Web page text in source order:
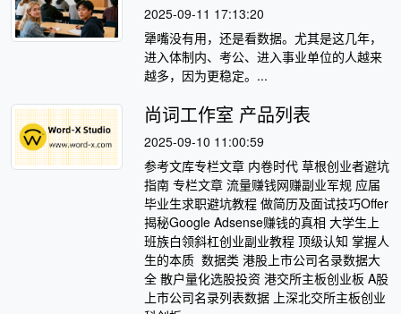
2025-09-11 17:13:20
犟嘴没有用，还是看数据。尤其是这几年，
进入体制内、考公、进入事业单位的人越来
越多，因为更稳定。...
尚词工作室 产品列表
2025-09-10 11:00:59
参考文库专栏文章 内卷时代 草根创业者避坑
指南 专栏文章 流量赚钱网赚副业军规 应届
毕业生求职避坑教程 做简历及面试技巧Offer
揭秘Google Adsense赚钱的真相 大学生上
班族白领斜杠创业副业教程 顶级认知 掌握人
生的本质 数据类 港股上市公司名录数据大
全 散户量化选股投资 港交所主板创业板 A股
上市公司名录列表数据 上深北交所主板创业